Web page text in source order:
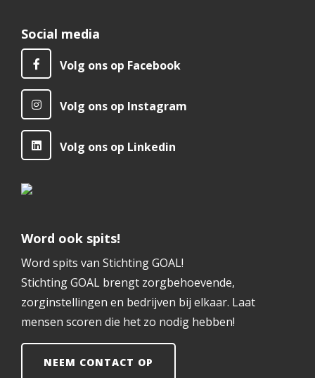
Social media
Volg ons op Facebook
Volg ons op Instagram
Volg ons op Linkedin
Word ook spits!
Word spits van Stichting GOAL!
Stichting GOAL brengt zorgbehoevende,
zorginstellingen en bedrijven bij elkaar. Laat
mensen scoren die het zo nodig hebben!
NEEM CONTACT OP